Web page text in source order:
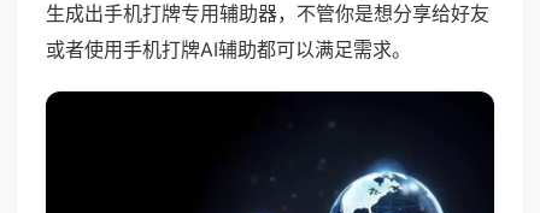
生成出手机打牌专用辅助器，不管你是想分享给好友
或者使用手机打牌AI辅助都可以满足需求。